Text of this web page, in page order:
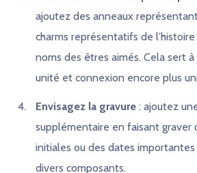
ajoutez des anneaux
charms représentatifs de
noms des êtres aimés. Cela sert
unité et connexion encore plus
Envisagez la gravure: ajoutez
supplémentaire en faisant graver
initiales ou des dates
divers composants.